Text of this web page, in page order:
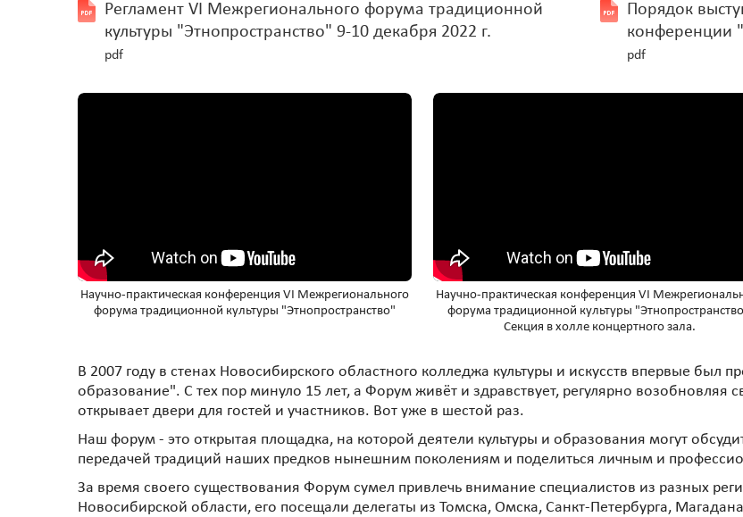
Регламент VI Межрегионального форума традиционной
культуры "Этнопространство" 9-10 декабря 2022 г.
pdf
Порядок
конференции
pdf
Научно-практическая конференция VI Межрегионального
форума традиционной культуры "Этнопространство"
Научно-практическая конференция VI
форума традиционной культуры
Секция в холле концертного зала.
В 2007 году в стенах Новосибирского областного колледжа культуры и искусств впервые
образование". С тех пор минуло 15 лет, а Форум живёт и здравствует, регулярно возобновляя
открывает двери для гостей и участников. Вот уже в шестой раз.
Наш форум - это открытая площадка, на которой деятели культуры и образования могут
передачей традиций наших предков нынешним поколениям и поделиться личным и
За время своего существования Форум сумел привлечь внимание специалистов из разных
Новосибирской области, его посещали делегаты из Томска, Омска, Санкт-Петербурга,